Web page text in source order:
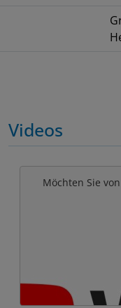
Videos
Möchten Sie